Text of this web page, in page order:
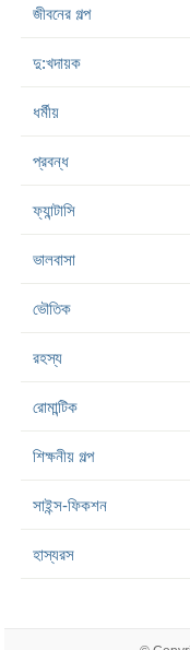
জীবনের গল্প
দু:খদায়ক
ধর্মীয়
প্রবন্ধ
ফ্যান্টাসি
ভালবাসা
ভৌতিক
রহস্য
রোমান্টিক
শিক্ষনীয় গল্প
সাইন্স-ফিকশন
হাস্যরস